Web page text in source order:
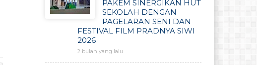
PAKEM SINERGIKAN HUT
SEKOLAH DENGAN
PAGELARAN SENI DAN
FESTIVAL FILM PRADNYA SIWI
2026
2 bulan yang lalu